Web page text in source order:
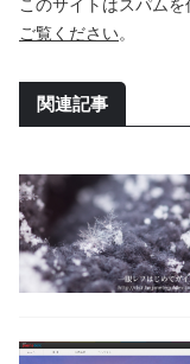
このサイトはスパム
ご覧ください。
関連記事